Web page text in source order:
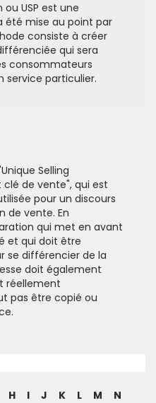
ou USP est une
été mise au point par
consiste à créer
qui sera
consommateurs
service particulier.
Selling
de vente", qui est
pour un discours
de vente. En
qui met en avant
et qui doit être
se différencier de la
doit également
réellement
pas être copié ou
H I J K L M
N